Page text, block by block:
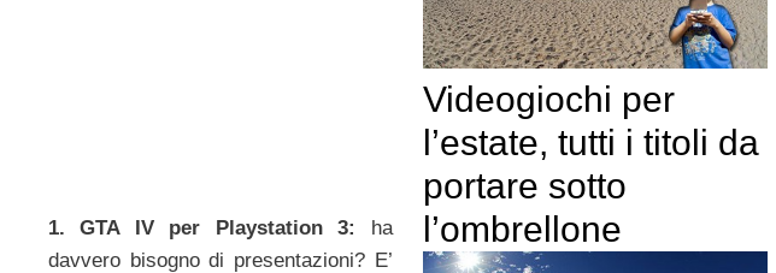
1. GTA IV per Playstation 3:
ha
davvero bisogno di presentazioni? E’
Videogiochi per
l’estate, tutti i titoli da
portare sotto
l’ombrellone